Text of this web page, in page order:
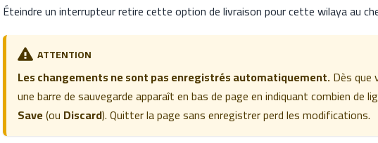
Éteindre un interrupteur retire cette option de livraison pour cette wilaya au
ATTENTION
Les changements ne sont pas enregistrés automatiquement.Dès que
une barre de sauvegarde apparaît en bas de page en indiquant combien de
Save(ou Discard). Quitter la page sans enregistrer perd les modifications.